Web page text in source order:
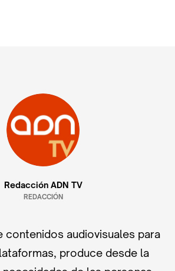
Redacción ADN TV
REDACCIÓN
contenidos audiovisuales para
produce desde la